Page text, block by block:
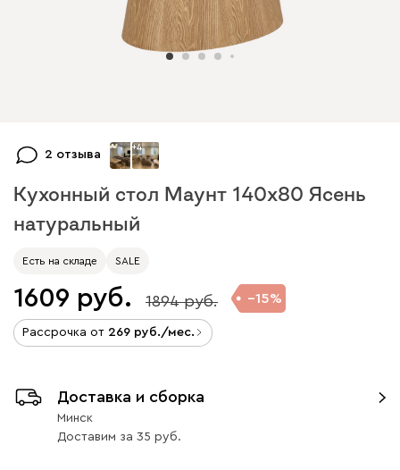
2 отзыва
+4
Кухонный стол Маунт 140x80 Ясень
натуральный
Есть на складе SALE
1609 1894 15
Рассрочка от 269 /мес.
Доставка и сборка
Минск
Доставим за 35